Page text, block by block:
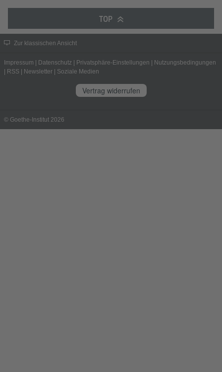
TOP
Zur klassischen Ansicht
Impressum | Datenschutz | Privatsphäre-Einstellungen | Nutzungsbedingungen
| RSS | Newsletter | Soziale Medien
Vertrag widerrufen
© Goethe-Institut 2026